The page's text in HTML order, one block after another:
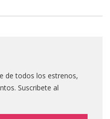
de todos los estrenos,
Suscribete al